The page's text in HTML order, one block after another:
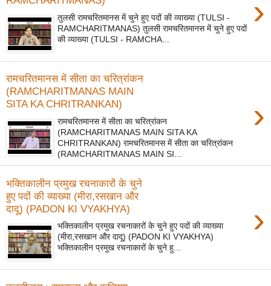
›
तुलसी रामचरितमानस में चुने हुए पदों की व्याख्या (TULSI -
RAMCHARITMANAS) तुलसी रामचरितमानस में चुने हुए पदों
की व्याख्या (TULSI - RAMCHA...
रामचरितमानस में सीता का चरित्रांकन
(RAMCHARITMANAS MAIN
SITA KA CHRITRANKAN)
›
रामचरितमानस में सीता का चरित्रांकन
(RAMCHARITMANAS MAIN SITA KA
CHRITRANKAN) रामचरितमानस में सीता का चरित्रांकन
(RAMCHARITMANAS MAIN SI...
भक्तिकालीन प्रमुख रचनाकारों के चुने
हुए पदों की व्याख्या (मीरा,रसखान और
दादू) (PADON KI VYAKHYA)
›
भक्तिकालीन प्रमुख रचनाकारों के चुने हुए पदों की व्याख्या
(मीरा,रसखान और दादू) (PADON KI VYAKHYA)
भक्तिकालीन प्रमुख रचनाकारों के चुने हु...